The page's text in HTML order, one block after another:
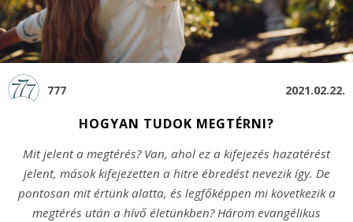
777 2021.02.22.
HOGYAN TUDOK MEGTÉRNI?
Mit jelent a megtérés? Van, ahol ez a kifejezés hazatérést
jelent, mások kifejezetten a hitre ébredést nevezik így. De
pontosan mit értünk alatta, és legfőképpen mi következik a
megtérés után a hívő életünkben? Három evangélikus